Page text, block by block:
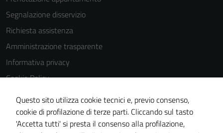
Segnalazione disservizio
Richiesta assistenza
Amministrazione trasparente
Informativa privacy
Cookie Policy
Note legali
Dichiarazione di accessibilità
Piano di miglioramento del sito
Questo sito utilizza cookie tecnici e, previo consenso,
cookie di profilazione di terze parti. Cliccando sul tasto
'Accetta tutti' si presta il consenso alla profilazione,